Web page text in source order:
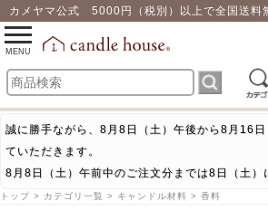
カメヤマ公式 5000円（税別）以上で全国送料
toggle
navigation
MENU
誠に勝手ながら、8月8日（土）午後から8月16
ていただきます。
8月8日（土）午前中のご注文分までは8日（土）
トップ > カテゴリ一覧 > キャンドル材料 > 香料